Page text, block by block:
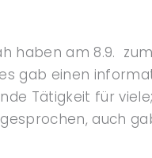
haben am 8.9.
gab einen
Tätigkeit für
auch